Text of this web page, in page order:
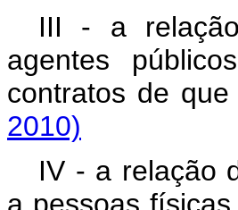
III - a
agentes
contratos de
2010)
IV - a relação